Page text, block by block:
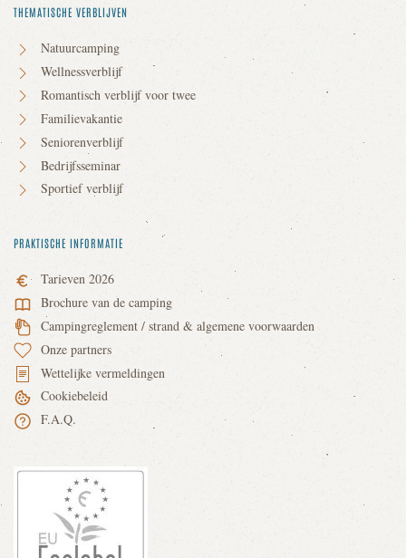
THEMATISCHE VERBLIJVEN
Natuurcamping
Wellnessverblijf
Romantisch verblijf voor twee
Familievakantie
Seniorenverblijf
Bedrijfsseminar
Sportief verblijf
PRAKTISCHE INFORMATIE
Tarieven 2026
Brochure van de camping
Campingreglement / strand & algemene voorwaarden
Onze partners
Wettelijke vermeldingen
Cookiebeleid
F.A.Q.